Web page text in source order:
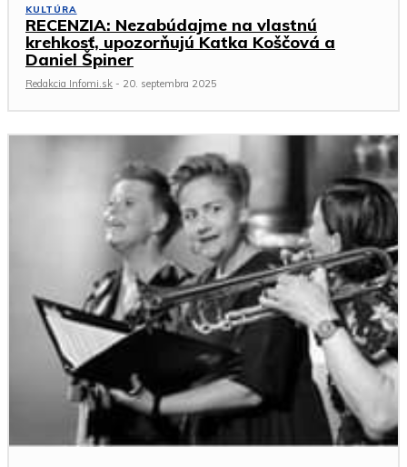
KULTÚRA
RECENZIA: Nezabúdajme na vlastnú
krehkosť, upozorňujú Katka Koščová a
Daniel Špiner
Redakcia Infomi.sk - 20. septembra 2025